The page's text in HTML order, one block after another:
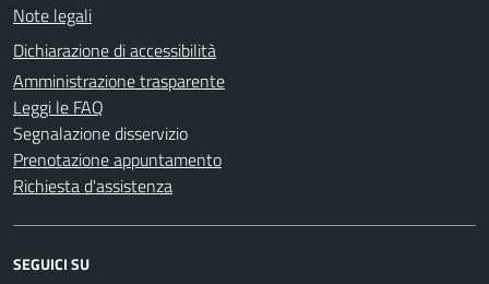
Note legali
Dichiarazione di accessibilità
Amministrazione trasparente
Leggi le FAQ
Segnalazione disservizio
Prenotazione appuntamento
Richiesta d'assistenza
SEGUICI SU